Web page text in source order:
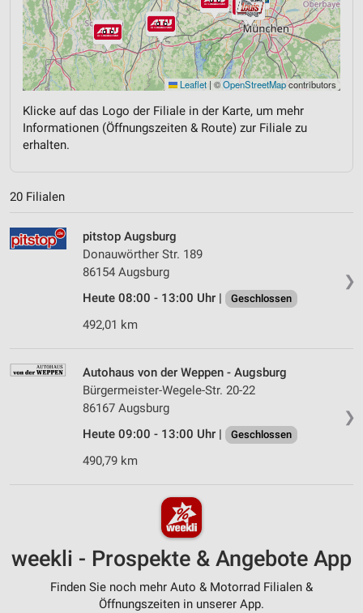
Leaflet | ©OpenStreetMapcontributors
Klicke auf das Logo der Filiale in der Karte, um mehr
Informationen (Öffnungszeiten & Route) zur Filiale zu
erhalten.
20 Filialen
❯
pitstop Augsburg
Donauwörther Str. 189
86154 Augsburg
Heute 08:00 - 13:00 Uhr |
Geschlossen
492,01 km
❯
Autohaus von der Weppen - Augsburg
Bürgermeister-Wegele-Str. 20-22
86167 Augsburg
Heute 09:00 - 13:00 Uhr |
Geschlossen
490,79 km
weekli - Prospekte & Angebote App
Finden Sie noch mehr Auto & Motorrad Filialen &
Öffnungszeiten in unserer App.